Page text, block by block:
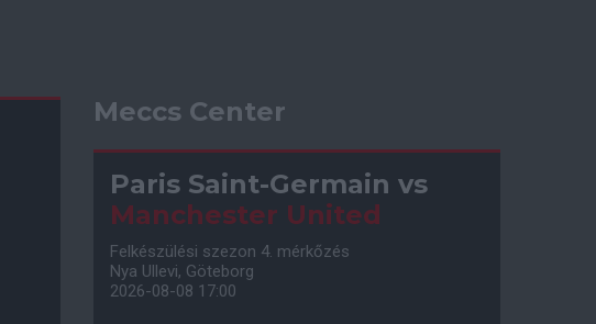
Meccs Center
Paris Saint-Germain vs
Manchester United
Felkészülési szezon 4. mérkőzés
Nya Ullevi, Göteborg
2026-08-08 17:00